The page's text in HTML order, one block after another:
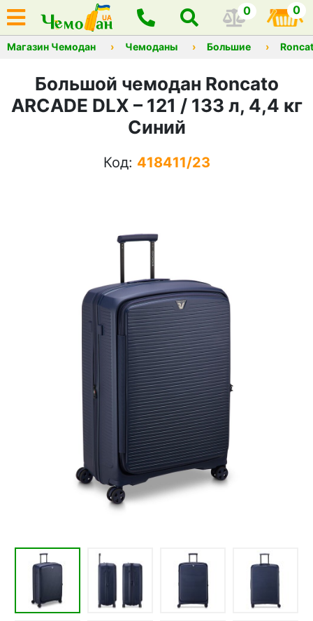
0 0
Магазин Чемодан Чемоданы Большие
Большой чемодан Roncato
ARCADE DLX – 121 / 133 л, 4,4 кг
Синий
Код: 418411/23